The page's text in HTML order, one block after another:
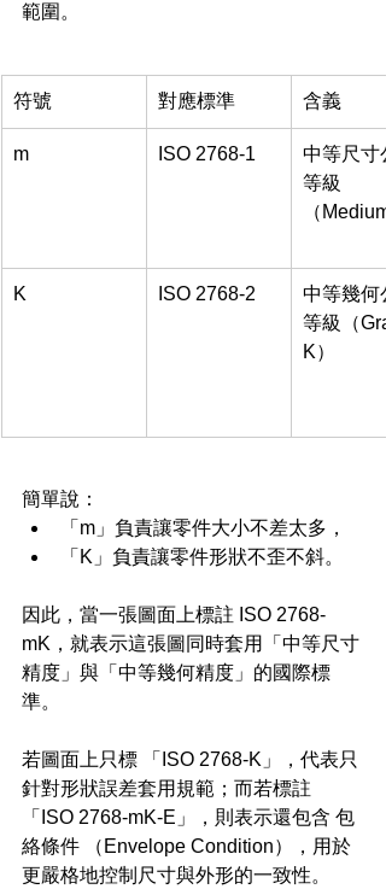
範圍。
符號 對應標準 含義
m ISO 2768-1
中等尺寸
等級
（
K ISO 2768-2
中等幾何
等級（
K）
簡單說：
「m」負責讓零件大小不差太多，
「K」負責讓零件形狀不歪不斜。
因此，當一張圖面上標註 ISO 2768-
mK，就表示這張圖同時套用「中等尺寸
精度」與「中等幾何精度」的國際標
準。
若圖面上只標 「ISO 2768-K」，代表只
針對形狀誤差套用規範；而若標註
「ISO 2768-mK-E」，則表示還包含 包
絡條件 （Envelope Condition），用於
更嚴格地控制尺寸與外形的一致性。